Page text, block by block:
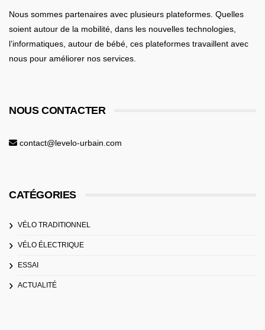
Nous sommes partenaires avec plusieurs plateformes. Quelles
soient autour de la mobilité , dans les nouvelles technologies,
l’informatiques, autour de bébé , ces plateformes travaillent avec
nous pour améliorer nos services.
NOUS CONTACTER
contact@levelo-urbain.com
CATÉGORIES
VÉLO TRADITIONNEL
VÉLO ÉLECTRIQUE
ESSAI
ACTUALITÉ